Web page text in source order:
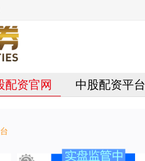
配资官网 中股配资平台